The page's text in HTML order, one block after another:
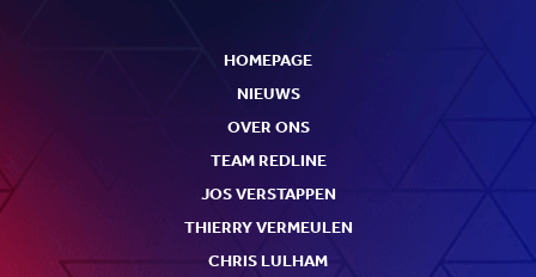
HOMEPAGE
NIEUWS
OVER ONS
TEAM REDLINE
JOS VERSTAPPEN
THIERRY VERMEULEN
CHRIS LULHAM